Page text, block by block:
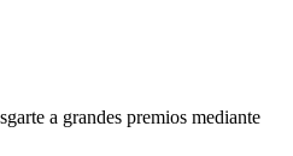
a grandes premios mediante